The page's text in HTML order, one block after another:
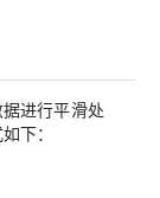
进行平滑处
下：